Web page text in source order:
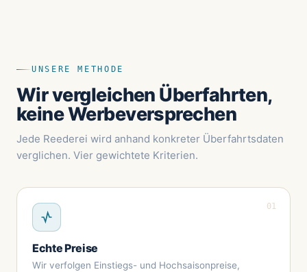
UNSERE METHODE
Wir vergleichen Überfahrten,
keine Werbeversprechen
Jede Reederei wird anhand konkreter Überfahrtsdaten
verglichen. Vier gewichtete Kriterien.
01
Echte Preise
Wir verfolgen Einstiegs- und Hochsaisonpreise,